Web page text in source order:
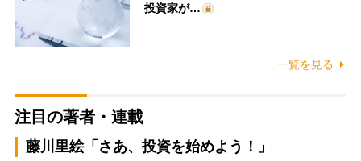
投資家が…
一覧を見る
注目の著者・連載
藤川里絵「さあ、投資を始めよう！」